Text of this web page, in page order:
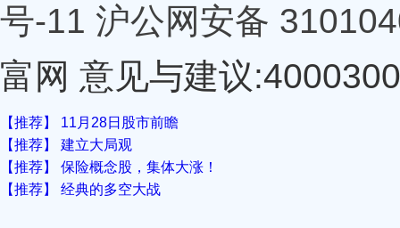
号-11 沪公网安备
富网 意见与建议
【推荐】 11月28日股市前瞻
【推荐】 建立大局观
【推荐】 保险概念股，集体大涨！
【推荐】 经典的多空大战